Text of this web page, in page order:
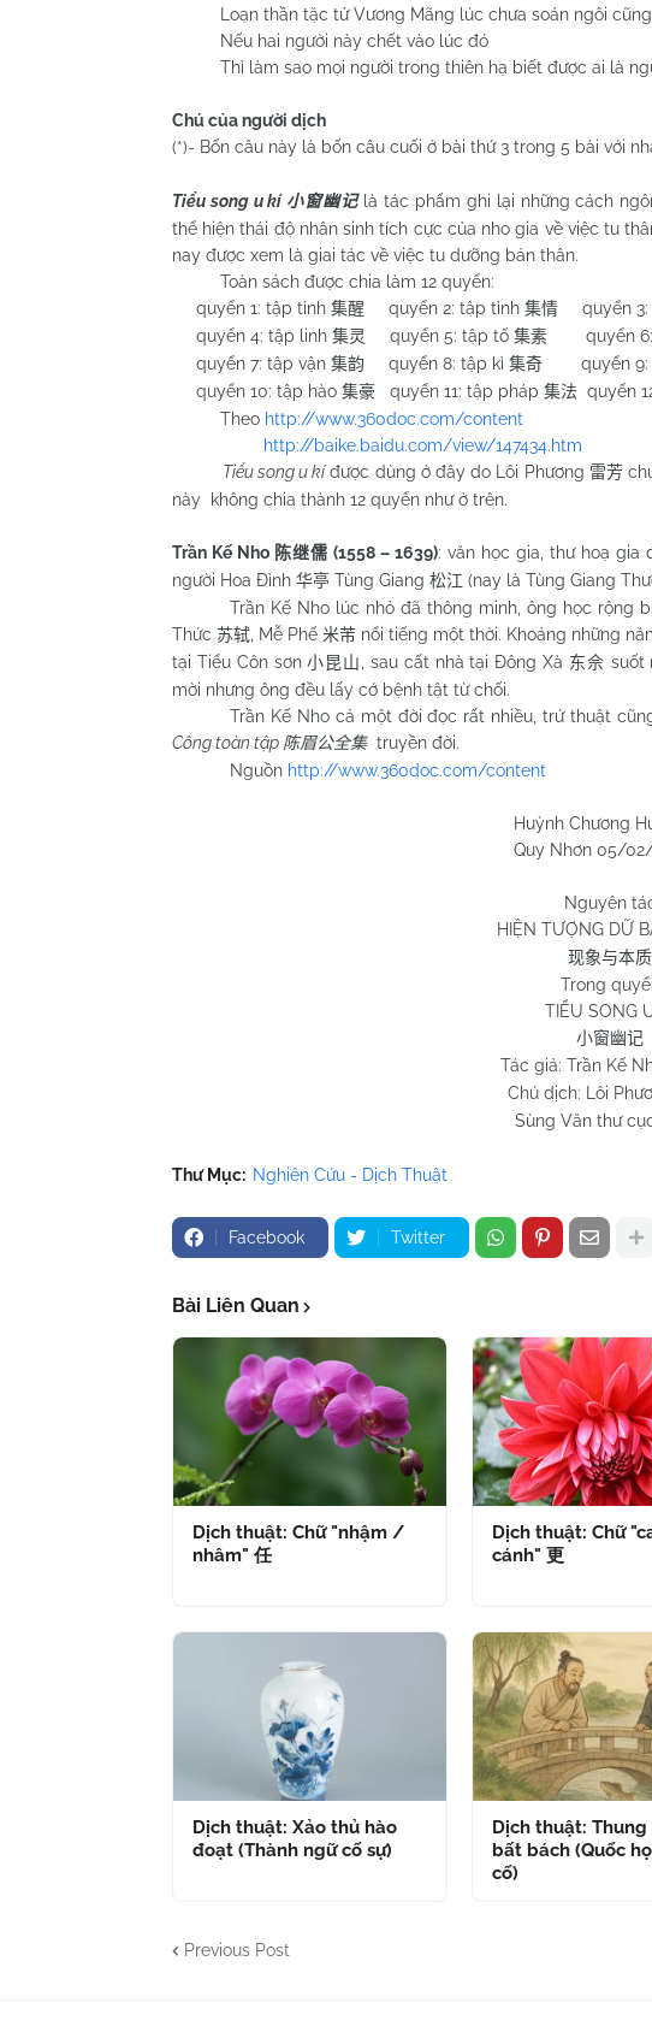
Loạn thần tặc tử Vương Mãng lúc chưa soán ngôi cũng
Nếu hai người này chết vào lúc đó
Thì làm sao mọi người trong thiên hạ biết được ai là
Chú của người dịch
(*)- Bốn câu này là bốn câu cuối ở bài thứ 3 trong 5 bài với
Tiểu song u kí 小窗幽记là tác phẩm ghi lại những cách
thể hiện thái độ nhân sinh tích cực của nho gia về việc tu
nay được xem là giai tác về việc tu dưỡng bản thân.
Toàn sách được chia làm 12 quyển:
quyển 1: tập tỉnh 集醒 quyển 2: tập tình 集情 quyển 3:
quyển 4: tập linh 集灵 quyển 5: tập tố 集素 quyển 6:
quyển 7: tập vận 集韵 quyển 8: tập kì 集奇 quyển 9:
quyển 10: tập hào 集豪 quyển 11: tập pháp 集法 quyển
Theo http://www.360doc.com/content
http://baike.baidu.com/view/147434.htm
Tiểu song u kíđược dùng ở đây do Lôi Phương 雷芳
này không chia thành 12 quyển như ở trên.
Trần Kế Nho 陈继儒 (1558 – 1639): văn học gia, thư hoạ gia
người Hoa Đình 华亭 Tùng Giang 松江 (nay là Tùng Giang
Trần Kế Nho lúc nhỏ đã thông minh, ông học rộng
Thức 苏轼, Mễ Phế 米芾 nổi tiếng một thời. Khoảng những
tại Tiểu Côn sơn小昆山 , sau cất nhà tại Đông Xà 东佘 suốt
mời nhưng ông đều lấy cớ bệnh tật từ chối.
Trần Kế Nho cả một đời đọc rất nhiều, trứ thuật
Công toàn tập 陈眉公全集truyền đời.
Nguồn http://www.360doc.com/content
Huỳnh Chương
Quy Nhơn 05/02/
Nguyên
HIỆN TƯỢNG DỮ
现象与本质
Trong
TIỂU SONG
小窗幽记
Tác giả: Trần Kế
Chú dịch: Lôi
Sùng Văn thư
Thư Mục: Nghiên Cứu - Dịch Thuật
Facebook Twitter
Bài Liên Quan
Dịch thuật: Chữ "nhậm /
nhâm" 任
Dịch thuật: Chữ
cánh" 更
Dịch thuật: Xảo thủ hào
đoạt (Thành ngữ cố sự)
Dịch thuật: Thung
bất bách (Quốc
cố)
Previous Post